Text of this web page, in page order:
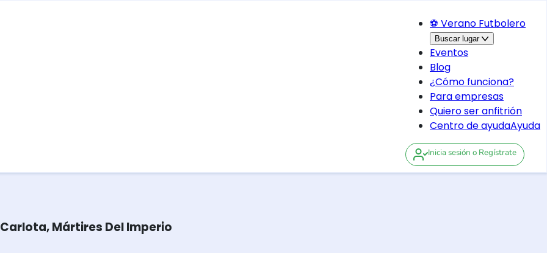
⚽ Verano Futbolero
Buscar lugar
Eventos
Blog
¿Cómo funciona?
Para empresas
Quiero ser anfitrión
Centro de ayudaAyuda
Inicia sesión o Regístrate
Mártires Del Imperio